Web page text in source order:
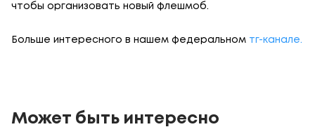
чтобы организовать новый флешмоб.
Больше интересного в нашем федеральном тг-канале.
Может быть интересно